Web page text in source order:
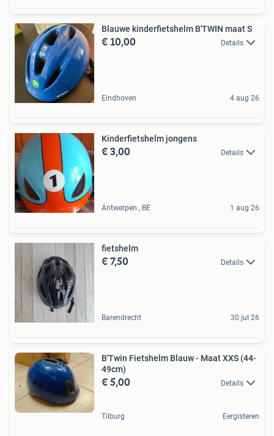
Blauwe kinderfietshelm B'TWIN maat S
€ 10,00 Details
Eindhoven 4 aug 26
Kinderfietshelm jongens
€ 3,00 Details
Antwerpen , BE 1 aug 26
fietshelm
€ 7,50 Details
Barendrecht 30 jul 26
B'Twin Fietshelm Blauw - Maat XXS (44-
49cm)
€ 5,00 Details
Tilburg Eergisteren